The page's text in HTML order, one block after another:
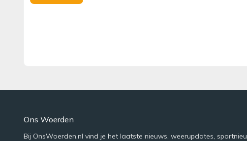
Ons Woerden
Bij OnsWoerden.nl vind je het laatste nieuws, weerupdates,